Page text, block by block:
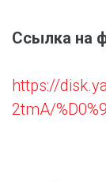
Ссылка на
https://
2tmA/